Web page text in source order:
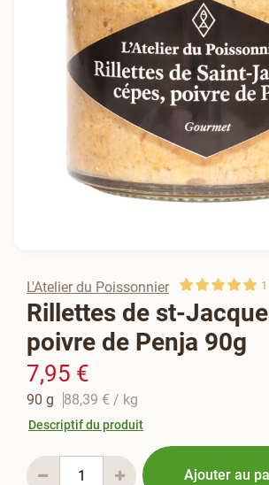
L'Atelier du Poissonnier 1
Rillettes de st-
poivre de Penja 90g
7,95 €
90 g 88,39 € / kg
Descriptif du produit
Ajouter au